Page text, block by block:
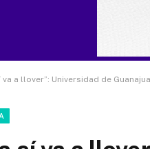
va a llover”: Universidad de